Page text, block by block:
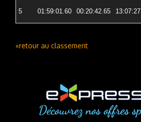
5 01:59:01.60 00:20:42.65 13:07:27
«retour au classement